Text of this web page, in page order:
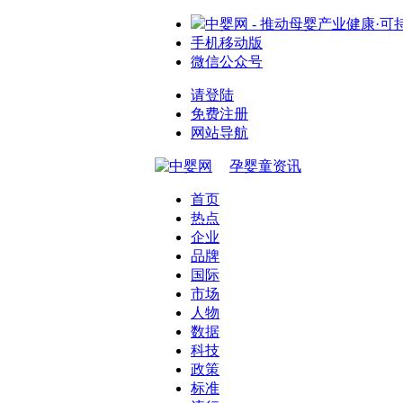
中婴网 - 推动母婴产业健康·可
手机移动版
微信公众号
请登陆
免费注册
网站导航
孕婴童资讯
首页
热点
企业
品牌
国际
市场
人物
数据
科技
政策
标准